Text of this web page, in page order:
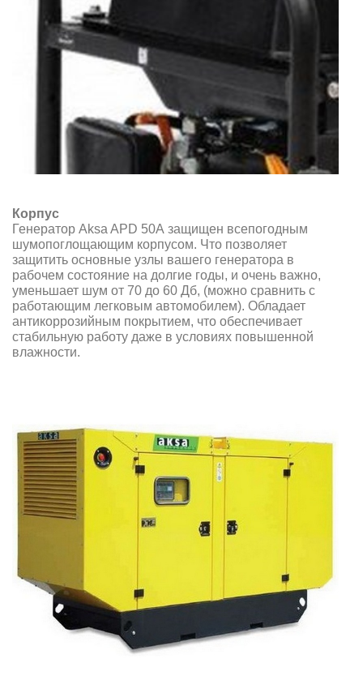
Корпус
Генератор Aksa APD 50A защищен всепогодным
шумопоглощающим корпусом. Что позволяет
защитить основные узлы вашего генератора в
рабочем состояние на долгие годы, и очень важно,
уменьшает шум от 70 до 60 Дб, (можно сравнить с
работающим легковым автомобилем). Обладает
антикоррозийным покрытием, что обеспечивает
стабильную работу даже в условиях повышенной
влажности.